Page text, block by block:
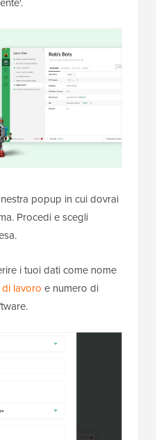
popup in cui dovrai
Procedi e scegli
i tuoi dati come nome
lavoro e numero di